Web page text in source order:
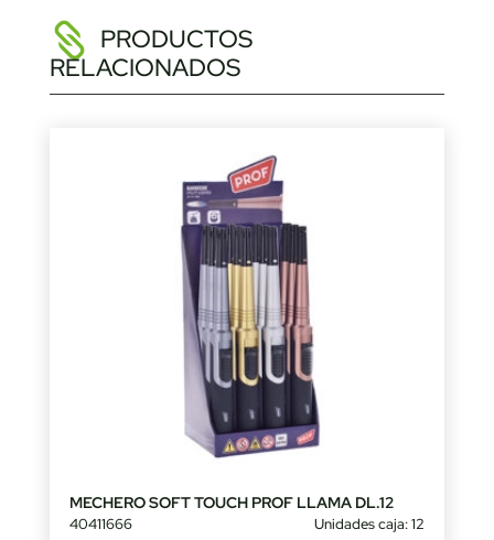
PRODUCTOS
RELACIONADOS
MECHERO SOFT TOUCH PROF LLAMA DL.12
40411666 Unidades caja: 12